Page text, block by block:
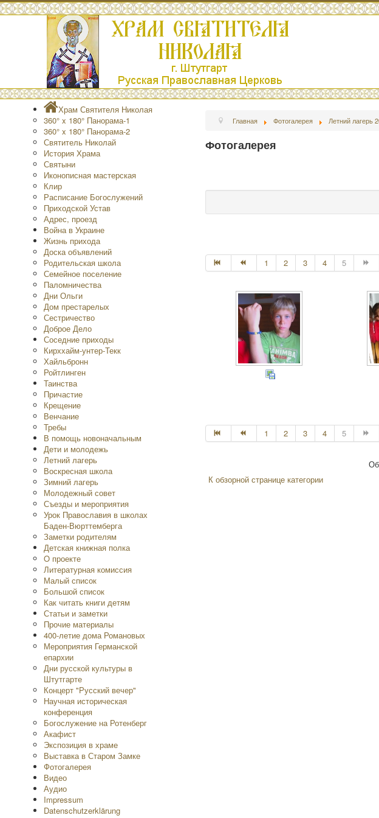
Храм Святителя Николая
360° x 180° Панорама-1
360° x 180° Панорама-2
Святитель Николай
История Храма
Святыни
Иконописная мастерская
Клир
Расписание Богослужений
Приходской Устав
Адрес, проезд
Война в Украине
Жизнь прихода
Доска объявлений
Родительская школа
Семейное поселение
Паломничества
Дни Ольги
Дом престарелых
Сестричество
Доброе Дело
Соседние приходы
Кирххайм-унтер-Текк
Хайльбронн
Ройтлинген
Таинства
Причастие
Крещение
Венчание
Требы
В помощь новоначальным
Дети и молодежь
Летний лагерь
Воскресная школа
Зимний лагерь
Молодежный совет
Съезды и мероприятия
Урок Православия в школах
Баден-Вюрттемберга
Заметки родителям
Детская книжная полка
O проекте
Литературная комиссия
Малый список
Большой список
Как читать книги детям
Статьи и заметки
Прочие материалы
400-летие дома Романовых
Мероприятия Германской
епархии
Дни русской культуры в
Штутгарте
Концерт "Русский вечер"
Научная историческая
конференция
Богослужение на Ротенберг
Акафист
Экспозиция в храме
Выставка в Старом Замке
Фотогалерея
Видео
Аудио
Impressum
Datenschutzerklärung
Главная Фотогалерея Летний лагерь
Фотогалерея
1 2 3 4 5
1 2 3 4 5
К обзорной странице категории